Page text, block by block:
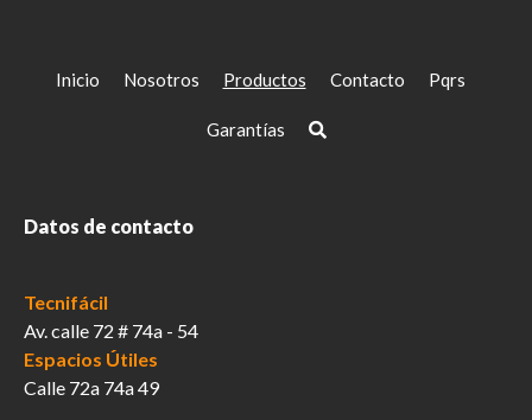
Inicio Nosotros Productos Contacto Pqrs
Garantías
Datos de contacto
Tecnifácil
Av. calle 72 # 74a - 54
Espacios Útiles
Calle 72a 74a 49